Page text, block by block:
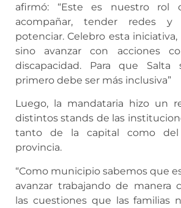
afirmó: “Este es nuestro rol
acompañar, tender redes y
potenciar. Celebro esta
sino avanzar con acciones
discapacidad. Para que Salta
primero debe ser más inclusiva”
Luego, la mandataria hizo un
distintos stands de las
tanto de la capital como
provincia.
“Como municipio sabemos que
avanzar trabajando de manera
las cuestiones que las familias